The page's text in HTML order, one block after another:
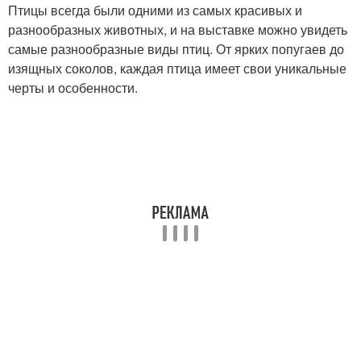
Птицы всегда были одними из самых красивых и
разнообразных животных, и на выставке можно увидеть
самые разнообразные виды птиц. От ярких попугаев до
изящных соколов, каждая птица имеет свои уникальные
черты и особенности.